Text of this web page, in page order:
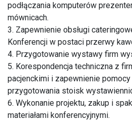
podłączania komputerów
mównicach.
3. Zapewnienie obsługi
Konferencji w postaci przerwy
4. Przygotowanie wystawy firm
5. Korespondencja techniczna z
pacjenckimi i zapewnienie
przygotowania stoisk
6. Wykonanie projektu, zakup i
materiałami konferencyjnymi.